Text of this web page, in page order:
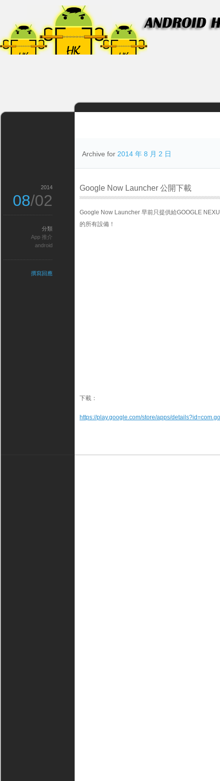
Archive for 2014 年 8 月 2 日
Google Now Launcher 公開下載
Google Now Launcher 早前只提供給GOOGLE
的所有設備！
下載：
https://play.google.com/store/apps/
2014
08/02
分類
App 推介
android
撰寫回應